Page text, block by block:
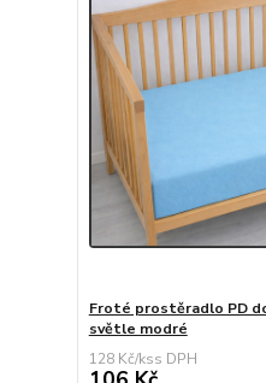
Froté prostěradlo PD
světle modré
128 Kč/ks